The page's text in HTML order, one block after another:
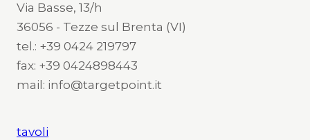
Via Basse, 13/h
36056 - Tezze sul Brenta (VI)
tel.: +39 0424 219797
fax: +39 0424898443
mail: info@targetpoint.it
tavoli